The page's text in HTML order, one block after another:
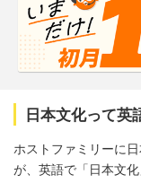
日本文化って英
ホストファミリーに
が、英語で「日本文